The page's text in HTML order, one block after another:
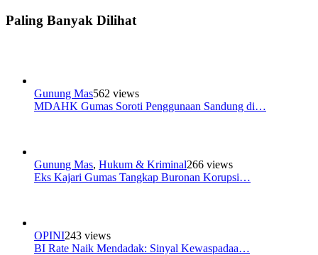
Paling Banyak Dilihat
Gunung Mas562 views
MDAHK Gumas Soroti Penggunaan Sandung di…
Gunung Mas, Hukum & Kriminal266 views
Eks Kajari Gumas Tangkap Buronan Korupsi…
OPINI243 views
BI Rate Naik Mendadak: Sinyal Kewaspadaa…